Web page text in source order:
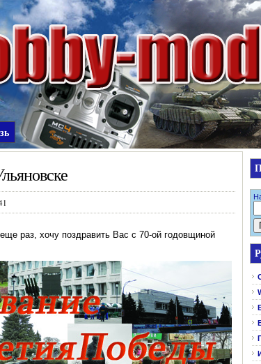
раз, хочу поздравить Вас с 70-ой годовщиной